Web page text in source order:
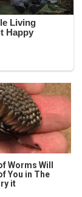
Worms Will
You in The
it